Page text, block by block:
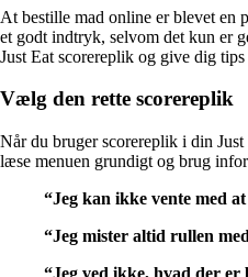
At bestille mad online er blevet en
et godt indtryk, selvom det kun er
Just Eat scorereplik og give dig
Vælg den rette scorereplik
Når du bruger scorereplik i din
læse menuen grundigt og brug
“Jeg kan ikke vente med
“Jeg mister altid rullen